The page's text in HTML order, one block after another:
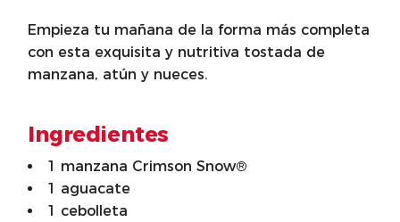
Empieza tu mañana de la forma más completa
con esta exquisita y nutritiva tostada de
manzana, atún y nueces.
Ingredientes
1 manzana Crimson Snow®
1 aguacate
1 cebolleta